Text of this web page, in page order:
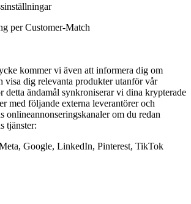
per Customer-Match
kommer vi även att informera dig om
visa dig relevanta produkter utanför vår
detta ändamål synkroniserar vi dina krypterade
med följande externa leverantörer och
onlineannonseringskanaler om du redan
tjänster:
Google, LinkedIn, Pinterest, TikTok